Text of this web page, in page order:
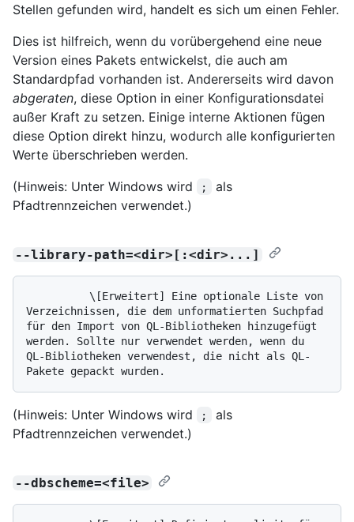
Stellen gefunden wird, handelt es sich um einen Fehler.
Dies ist hilfreich, wenn du vorübergehend eine neue
Version eines Pakets entwickelst, die auch am
Standardpfad vorhanden ist. Andererseits wird davon
abgeraten, diese Option in einer Konfigurationsdatei
außer Kraft zu setzen. Einige interne Aktionen fügen
diese Option direkt hinzu, wodurch alle konfigurierten
Werte überschrieben werden.
(Hinweis: Unter Windows wird
;
als
Pfadtrennzeichen verwendet.)
--library-path=<dir>[:<dir>...]
Verzeichnissen, die dem unformatierten Suchpfad
für den Import von QL-Bibliotheken hinzugefügt
werden. Sollte nur verwendet werden, wenn du
QL-Bibliotheken verwendest, die nicht als QL-
(Hinweis: Unter Windows wird ;
als
Pfadtrennzeichen verwendet.)
--dbscheme=<file>